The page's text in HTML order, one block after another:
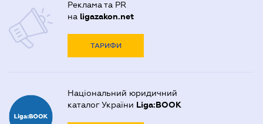
Реклама та PR
на ligazakon.net
ТАРИФИ
Національний юридичний
каталог України Liga:BOOK